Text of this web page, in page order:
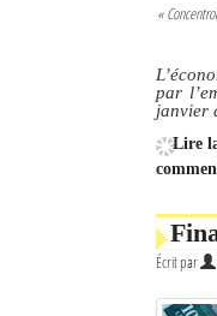
«
par
janvier
Lire
Écrit par